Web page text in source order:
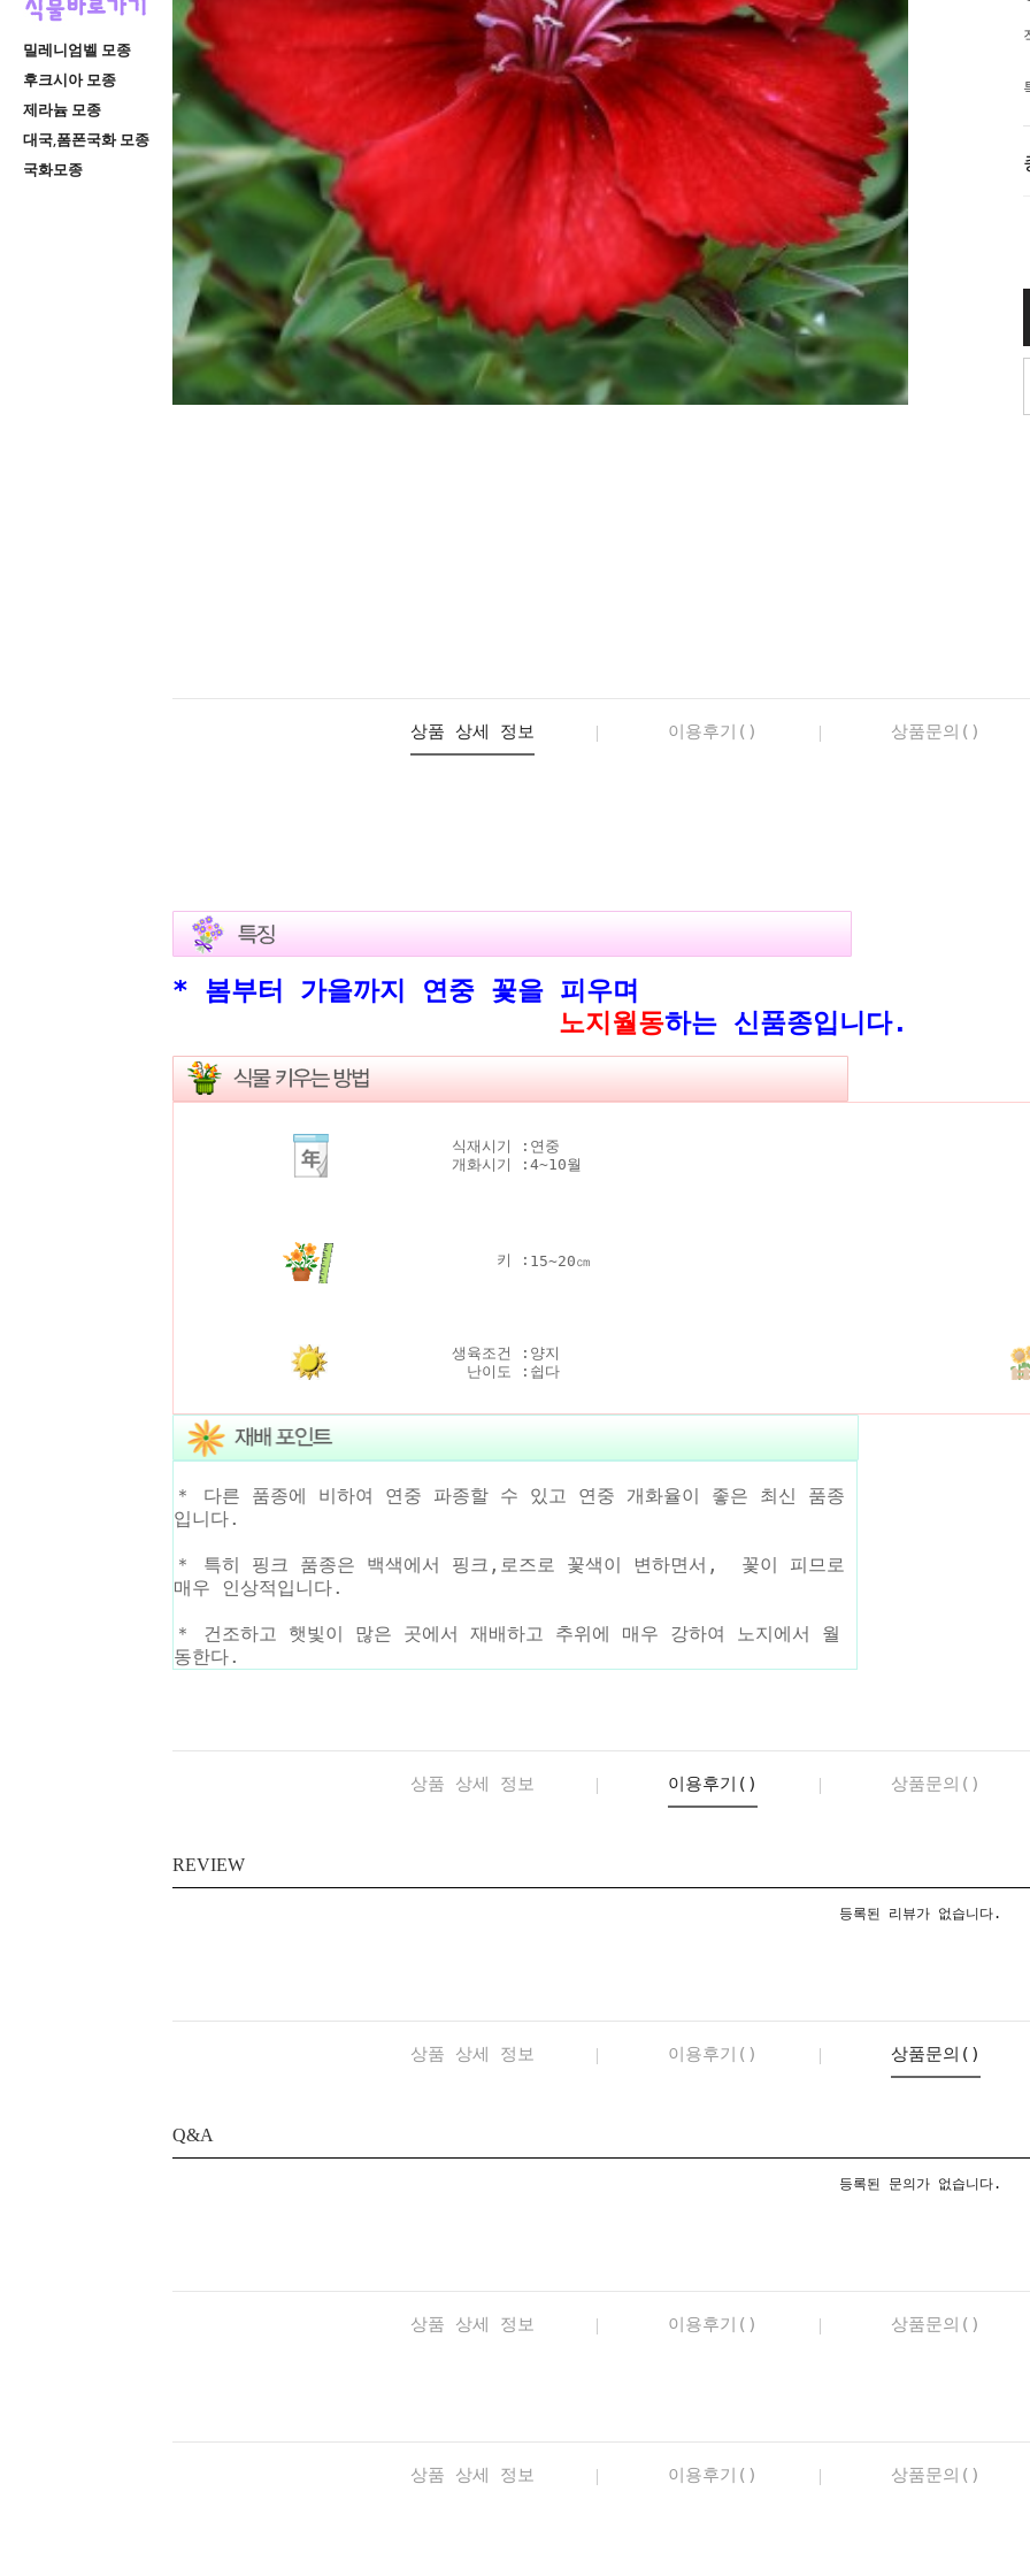
밀레니엄벨 모종
후크시아 모종
제라늄 모종
대국,폼폰국화 모종
국화모종
상품 상세 정보 이용후기() 상품문의()
* 봄부터 가을까지 연중 꽃을 피우며
노지월동하는 신품종입니다.
식재시기 :
개화시기 :
연중
4~10월
키 : 15~20㎝
생육조건 :
난이도 :
양지
쉽다
＊ 다른 품종에 비하여 연중 파종할 수 있고 연중 개화율이 좋은 최신 품종
입니다.
＊ 특히 핑크 품종은 백색에서 핑크,로즈로 꽃색이 변하면서, 꽃이 피므로
매우 인상적입니다.
＊ 건조하고 햇빛이 많은 곳에서 재배하고 추위에 매우 강하여 노지에서 월
동한다.
상품 상세 정보 이용후기() 상품문의()
REVIEW
등록된 리뷰가 없습니다.
상품 상세 정보 이용후기() 상품문의()
Q&A
등록된 문의가 없습니다.
상품 상세 정보 이용후기() 상품문의()
상품 상세 정보 이용후기() 상품문의()